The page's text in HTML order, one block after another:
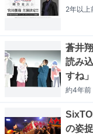
2年以上
蒼井
読み
すね」
約4年前
の姿